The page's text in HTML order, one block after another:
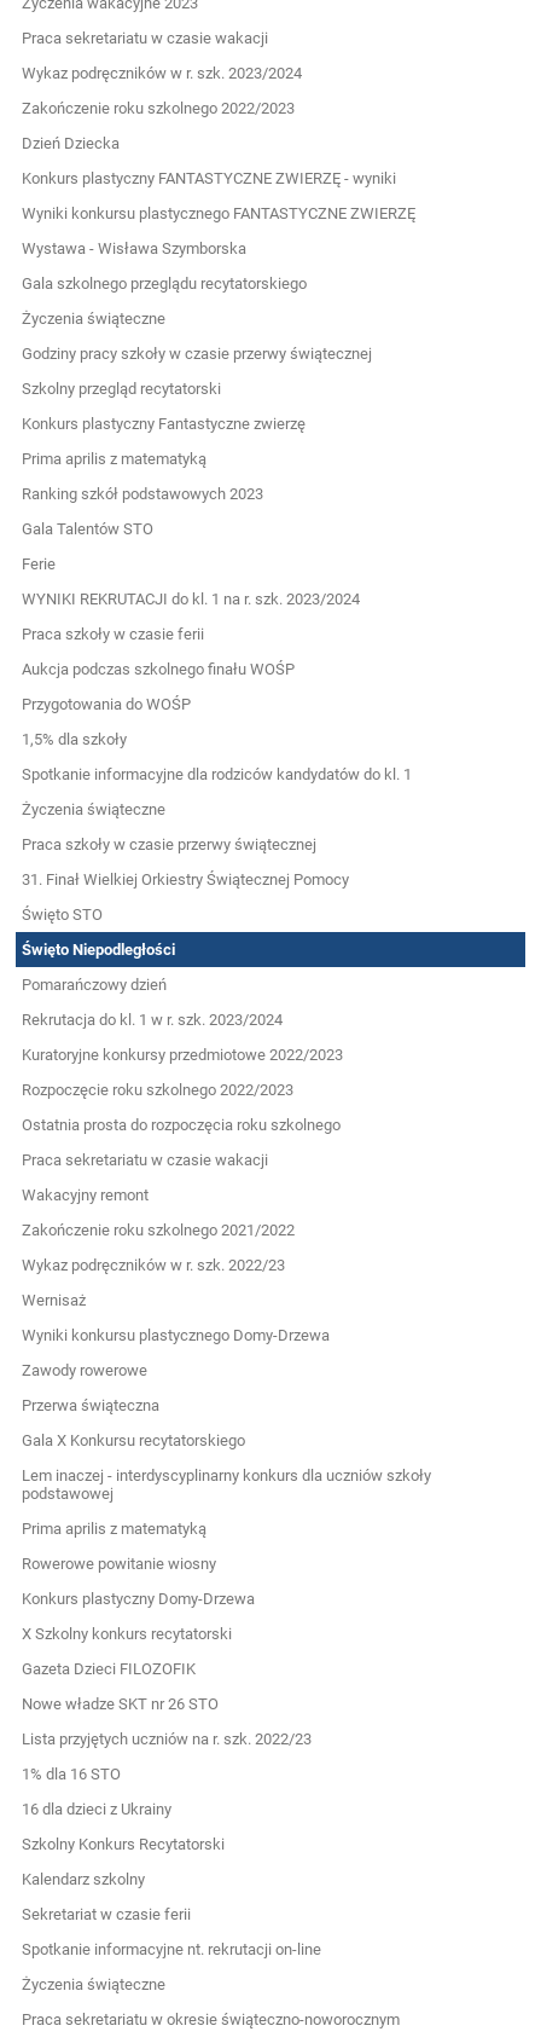
Praca sekretariatu w czasie wakacji
Wykaz podręczników w r. szk. 2023/2024
Zakończenie roku szkolnego 2022/2023
Dzień Dziecka
Konkurs plastyczny FANTASTYCZNE ZWIERZĘ - wyniki
Wyniki konkursu plastycznego FANTASTYCZNE ZWIERZĘ
Wystawa - Wisława Szymborska
Gala szkolnego przeglądu recytatorskiego
Życzenia świąteczne
Godziny pracy szkoły w czasie przerwy świątecznej
Szkolny przegląd recytatorski
Konkurs plastyczny Fantastyczne zwierzę
Prima aprilis z matematyką
Ranking szkół podstawowych 2023
Gala Talentów STO
Ferie
WYNIKI REKRUTACJI do kl. 1 na r. szk. 2023/2024
Praca szkoły w czasie ferii
Aukcja podczas szkolnego finału WOŚP
Przygotowania do WOŚP
1,5% dla szkoły
Spotkanie informacyjne dla rodziców kandydatów do kl. 1
Życzenia świąteczne
Praca szkoły w czasie przerwy świątecznej
31. Finał Wielkiej Orkiestry Świątecznej Pomocy
Święto STO
Święto Niepodległości
Pomarańczowy dzień
Rekrutacja do kl. 1 w r. szk. 2023/2024
Kuratoryjne konkursy przedmiotowe 2022/2023
Rozpoczęcie roku szkolnego 2022/2023
Ostatnia prosta do rozpoczęcia roku szkolnego
Praca sekretariatu w czasie wakacji
Wakacyjny remont
Zakończenie roku szkolnego 2021/2022
Wykaz podręczników w r. szk. 2022/23
Wernisaż
Wyniki konkursu plastycznego Domy-Drzewa
Zawody rowerowe
Przerwa świąteczna
Gala X Konkursu recytatorskiego
Lem inaczej - interdyscyplinarny konkurs dla uczniów szkoły
podstawowej
Prima aprilis z matematyką
Rowerowe powitanie wiosny
Konkurs plastyczny Domy-Drzewa
X Szkolny konkurs recytatorski
Gazeta Dzieci FILOZOFIK
Nowe władze SKT nr 26 STO
Lista przyjętych uczniów na r. szk. 2022/23
1% dla 16 STO
16 dla dzieci z Ukrainy
Szkolny Konkurs Recytatorski
Kalendarz szkolny
Sekretariat w czasie ferii
Spotkanie informacyjne nt. rekrutacji on-line
Życzenia świąteczne
Praca sekretariatu w okresie świąteczno-noworocznym